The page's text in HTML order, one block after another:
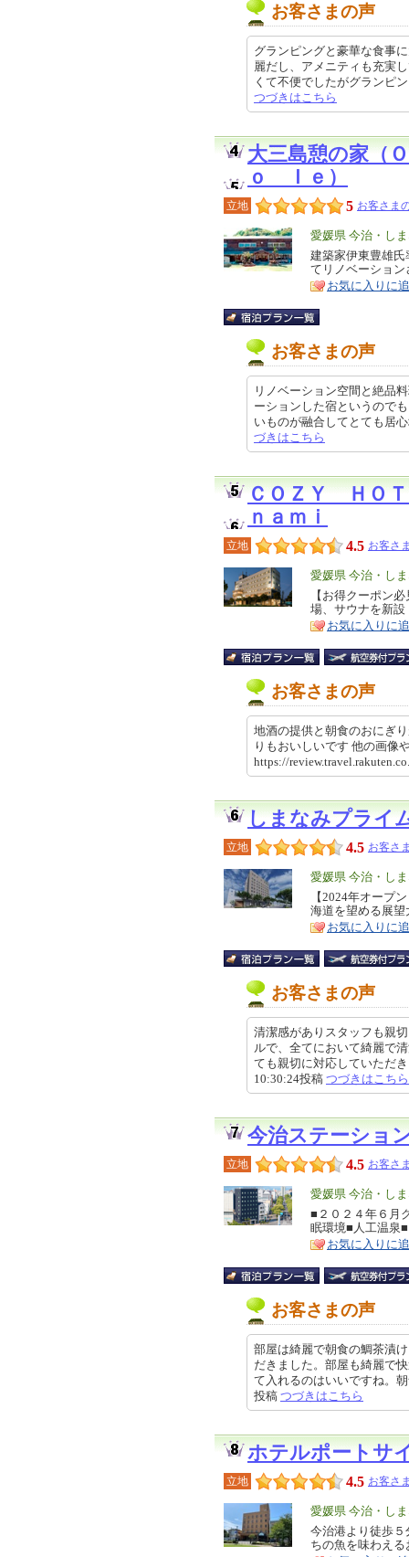
お客さまの声
グランピングと豪華な食事
麗だし、アメニティも充実
くて不便でしたがグランピ
つづきはこちら
大三島憩の家（
ｏ Ｉｅ）
立地 5 お客さま
エ
リ
ア
愛媛県 今治・し
特
徴
建築家伊東豊雄
てリノベーショ
お気に入りに
お客さまの声
リノベーション空間と絶品
ーションした宿というので
いものが融合してとても居
づきはこちら
ＣＯＺＹ ＨＯ
ｎａｍｉ
立地 4.5 お客さ
エ
リ
ア
愛媛県 今治・し
特
徴
【お得クーポン
場、サウナを新
お気に入りに
お客さまの声
地酒の提供と朝食のおにぎ
りもおいしいです 他の画
https://
しまなみプライ
立地 4.5 お客さ
エ
リ
ア
愛媛県 今治・し
特
徴
【2024年オープ
海道を望める展
お気に入りに
お客さまの声
清潔感がありスタッフも親
ルで、全てにおいて綺麗で
ても親切に対応していただ
10:30:24投稿 つづきはこちら
今治ステーショ
立地 4.5 お客さ
エ
リ
ア
愛媛県 今治・し
特
徴
■２０２４年６月
眠環境■人工温泉
お気に入りに
お客さまの声
部屋は綺麗で朝食の鯛茶漬
だきました。部屋も綺麗で
て入れるのはいいですね。
投稿 つづきはこちら
ホテルポートサ
立地 4.5 お客さ
エ
リ
ア
愛媛県 今治・し
特
徴
今治港より徒歩
ちの魚を味わえ